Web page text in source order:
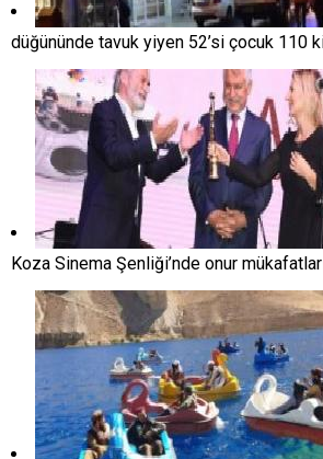
düğününde tavuk yiyen 52’si çocuk 110
Koza Sinema Şenliği’nde onur